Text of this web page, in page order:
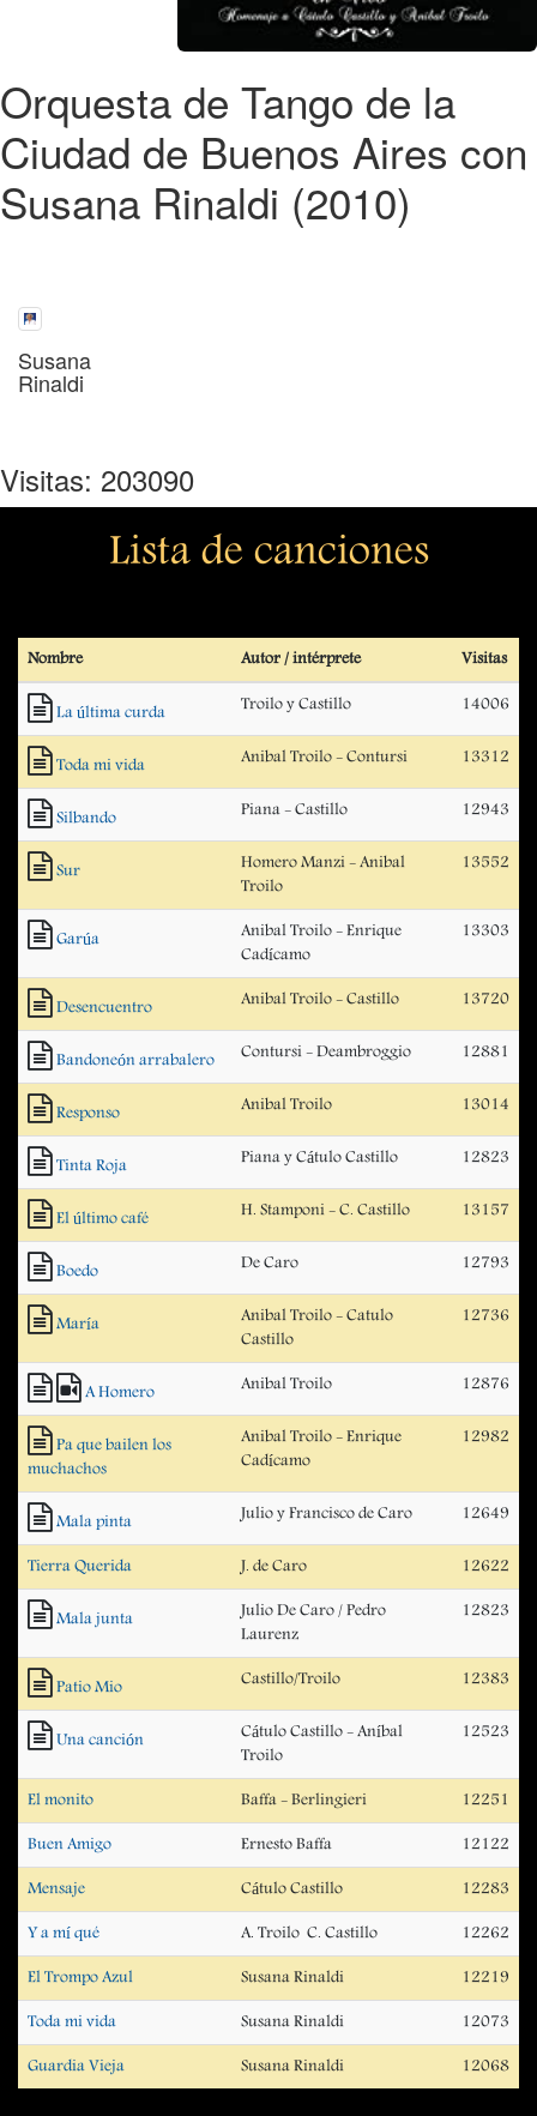
Orquesta de Tango de la
Ciudad de Buenos Aires con
Susana Rinaldi (2010)
Susana
Rinaldi
Visitas: 203090
Lista de canciones
Nombre Autor / intérprete Visitas
La última curda Troilo y Castillo 14006
Toda mi vida Anibal Troilo - Contursi 13312
Silbando Piana - Castillo 12943
Sur
Homero Manzi - Anibal
Troilo
13552
Garúa
Anibal Troilo - Enrique
Cadícamo
13303
Desencuentro Anibal Troilo - Castillo 13720
Bandoneón arrabalero Contursi - Deambroggio 12881
Responso Anibal Troilo 13014
Tinta Roja Piana y Cátulo Castillo 12823
El último café H. Stamponi - C. Castillo 13157
Boedo De Caro 12793
María
Anibal Troilo - Catulo
Castillo
12736
A Homero Anibal Troilo 12876
Pa que bailen los
muchachos
Anibal Troilo - Enrique
Cadícamo
12982
Mala pinta Julio y Francisco de Caro 12649
Tierra Querida J. de Caro 12622
Mala junta
Julio De Caro / Pedro
Laurenz
12823
Patio Mio Castillo/Troilo 12383
Una canción
Cátulo Castillo - Aníbal
Troilo
12523
El monito Baffa - Berlingieri 12251
Buen Amigo Ernesto Baffa 12122
Mensaje Cátulo Castillo 12283
Y a mí qué A. Troilo  C. Castillo 12262
El Trompo Azul Susana Rinaldi 12219
Toda mi vida Susana Rinaldi 12073
Guardia Vieja Susana Rinaldi 12068